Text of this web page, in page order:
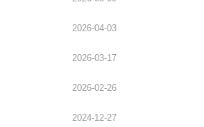
2026-04-03
2026-03-17
2026-02-26
2024-12-27